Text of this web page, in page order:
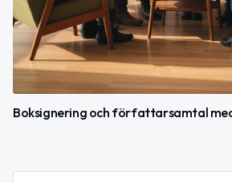
Boksignering och författarsamtal